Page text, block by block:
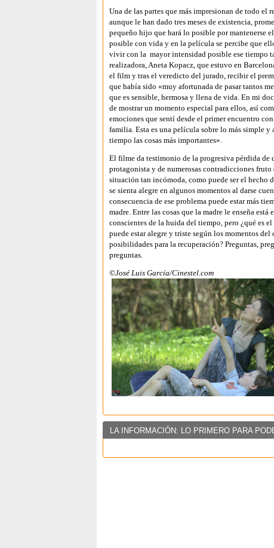
Una de las partes que más impresionan de todo el
aunque le han dado tres meses de existencia,
pequeño hijo que hará lo posible por mantenerse
posible con vida y en la película se percibe que
vivir con la mayor intensidad posible ese tiempo
realizadora, Aneta Kopacz, que estuvo en
el film y tras el veredicto del jurado, recibir el
que había sido «muy afortunada de pasar tantos
que es sensible, hermosa y llena de vida. En mi
de mostrar un momento especial para ellos, así
emociones que sentí desde el primer encuentro
familia. Esta es una película sobre lo más simple y
tiempo las cosas más importantes».
El filme da testimonio de la progresiva pérdida de
protagonista y de numerosas contradicciones fruto
situación tan incómoda, como puede ser el hecho
se sienta alegre en algunos momentos al darse
consecuencia de ese problema puede estar más
madre. Entre las cosas que la madre le enseña está
conscientes de la huida del tiempo, pero ¿qué es el
puede estar alegre y triste según los momentos del
posibilidades para la recuperación? Preguntas,
preguntas.
©José Luis García/Cinestel.com
LA INFORMACIÓN: LO PRIMERO PARA